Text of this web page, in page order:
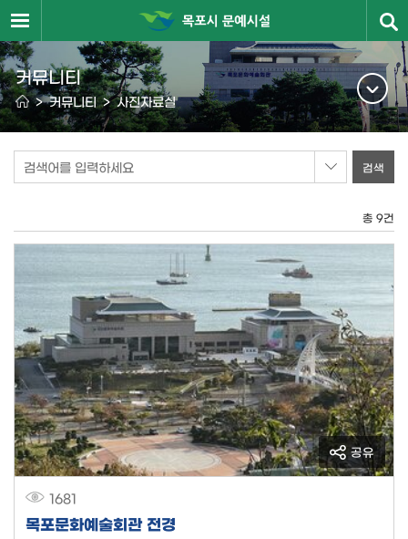
커뮤니티
> 커뮤니티 > 사진자료실
검색어를 입력하세요
총 9건
공유
1681
목포문화예술회관 전경